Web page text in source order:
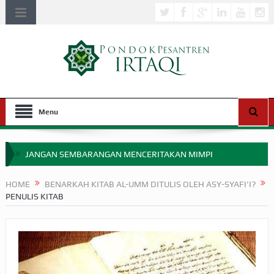
Menu
JANGAN SEMBARANGAN MENCERITAKAN MIMPI
MIMPI YANG DIABAIKAN MENJELANG PERANG BADAR
SEBELUM TIBA SAAT WAJIB?
HAKIKAT NIKMAT DI DUNIA!
HOME
BENARKAH KITAB AL-UMM DITULIS OLEH ASY-SYAFI’I?
PENULIS KITAB